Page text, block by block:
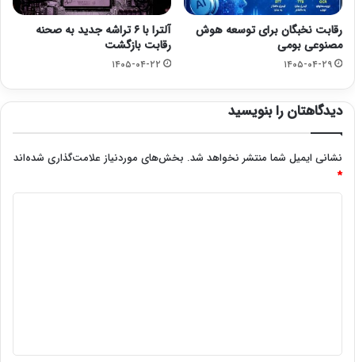
رقابت نخبگان برای توسعه هوش
مصنوعی بومی
۱۴۰۵-۰۴-۲۹
آلترا با ۶ تراشه جدید به صحنه
رقابت بازگشت
۱۴۰۵-۰۴-۲۲
دیدگاهتان را بنویسید
نشانی ایمیل شما منتشر نخواهد شد. بخش‌های موردنیاز علامت‌گذاری شده‌اند
*